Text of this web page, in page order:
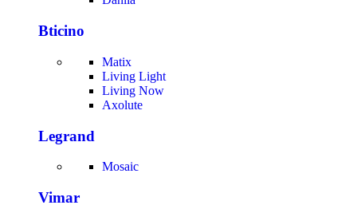
Bticino
Matix
Living Light
Living Now
Axolute
Legrand
Mosaic
Vimar